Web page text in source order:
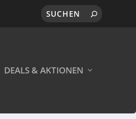
DEALS & AKTIONEN